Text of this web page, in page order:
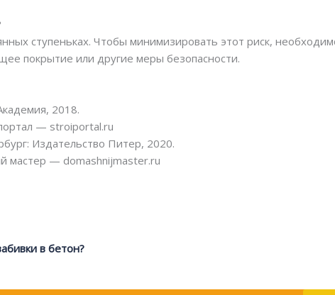
ступеньках. Чтобы минимизировать этот риск,
покрытие или другие меры безопасности.
2018.
— stroiportal.ru
Издательство Питер, 2020.
мастер — domashnijmaster.ru
в бетон?